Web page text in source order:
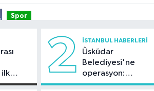
Spor
yeni sezonun fikstür kura çekimi
yapıldı
ilk
2 İSTANBUL HABERLERI
Üsküdar
Belediyesi'ne
operasyon:
Sinem Dedetaş'a